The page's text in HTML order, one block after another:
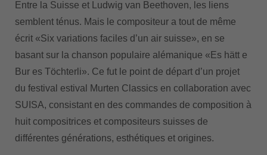
Entre la Suisse et Ludwig van Beethoven, les liens
semblent ténus. Mais le compositeur a tout de même
écrit «Six variations faciles d’un air suisse», en se
basant sur la chanson populaire alémanique «Es hätt e
Bur es Töchterli». Ce fut le point de départ d’un projet
du festival estival Murten Classics en collaboration avec
SUISA, consistant en des commandes de composition à
huit compositrices et compositeurs suisses de
différentes générations, esthétiques et origines.